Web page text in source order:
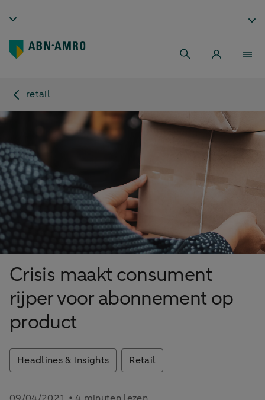
retail
Crisis maakt consument
rijper voor abonnement op
product
Headlines & Insights Retail